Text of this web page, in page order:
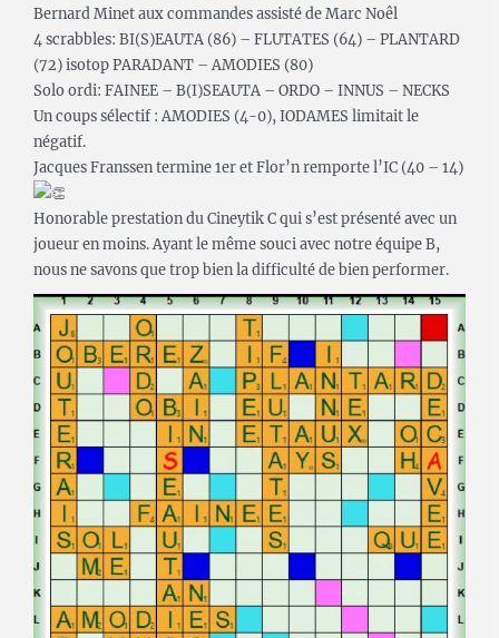
Bernard Minet aux commandes assisté de Marc Noêl
4 scrabbles: BI(S)EAUTA (86) – FLUTATES (64) – PLANTARD
(72) isotop PARADANT – AMODIES (80)
Solo ordi: FAINEE – B(I)SEAUTA – ORDO – INNUS – NECKS
Un coups sélectif : AMODIES (4-0), IODAMES limitait le
négatif.
Jacques Franssen termine 1er et Flor’n remporte l’IC (40 – 14)
Honorable prestation du Cineytik C qui s’est présenté avec un
joueur en moins. Ayant le même souci avec notre équipe B,
nous ne savons que trop bien la difficulté de bien performer.